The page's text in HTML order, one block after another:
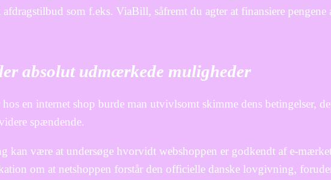
afdragstilbud som f.eks. ViaBill, såfremt du agter at finansiere pengene
absolut udmærkede muligheder
en internet shop burde man utvivlsomt skimme dens betingelser,
spændende.
kan være at undersøge hvorvidt webshoppen er godkendt af e-
om at netshoppen forstår den officielle danske lovgivning,